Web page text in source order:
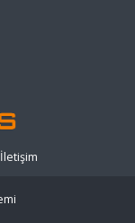
İletişim